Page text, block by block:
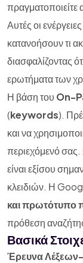
πραγματοποιείτε
Αυτές οι
κατανοήσουν τι
διασφαλίζοντας
ερωτήματα των
Η βάση του On-
(keywords).
και να
περιεχόμενό
είναι εξίσου
κλειδιών. Η
και πρωτότυπο
πρόθεση
Βασικά
Έρευνα